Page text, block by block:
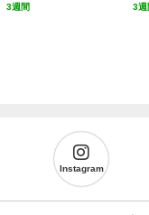
3週間 3週
Instagram